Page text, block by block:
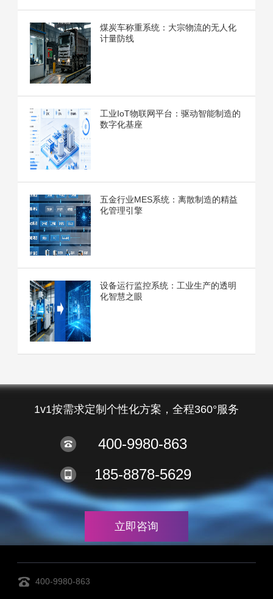
煤炭车称重系统：大宗物流的无人化
计量防线
工业IoT物联网平台：驱动智能制造的
数字化基座
五金行业MES系统：离散制造的精益
化管理引擎
设备运行监控系统：工业生产的透明
化智慧之眼
1v1按需求定制个性化方案，全程360°服务
400-9980-863
185-8878-5629
立即咨询
400-9980-863